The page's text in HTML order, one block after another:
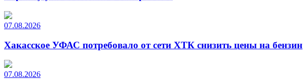
07.08.2026
Хакасское УФАС потребовало от сети ХТК снизить цены на бензин
07.08.2026